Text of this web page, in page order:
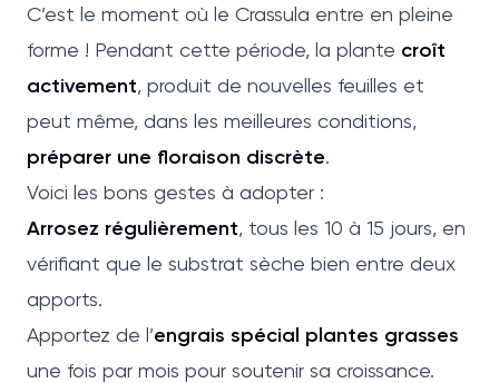
C’est le moment où le Crassula entre en pleine
forme ! Pendant cette période, la plante croît
activement, produit de nouvelles feuilles et
peut même, dans les meilleures conditions,
préparer une floraison discrète.
Voici les bons gestes à adopter :
Arrosez régulièrement, tous les 10 à 15 jours, en
vérifiant que le substrat sèche bien entre deux
apports.
Apportez de l’engrais spécial plantes grasses
une fois par mois pour soutenir sa croissance.